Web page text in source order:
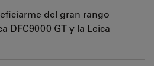
del gran rango
DFC9000 GT y la Leica